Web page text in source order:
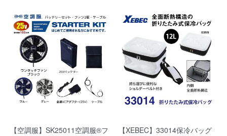
【空調服】SK25011空調服®フ
【XEBEC】33014保冷バッグ